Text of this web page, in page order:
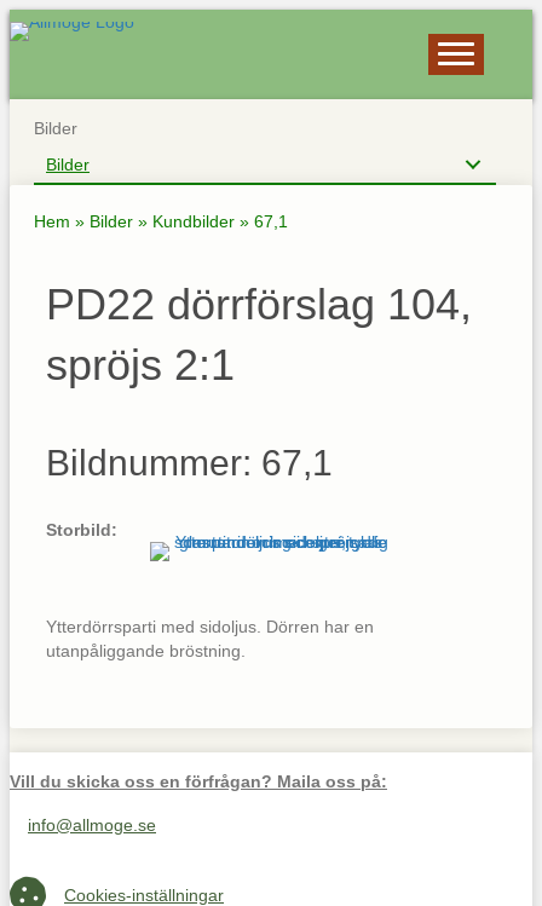
Bilder
Bilder
Hem » Bilder » Kundbilder » 67,1
PD22 dörrförslag 104,
spröjs 2:1
Bildnummer: 67,1
Storbild:
Ytterdörrsparti med sidoljus. Dörren har en
utanpåliggande bröstning.
Vill du skicka oss en förfrågan? Maila oss på:
Maila oss på info@allmoge.se
info@allmoge.se
Cookies-inställningar
Cookies-inställningar